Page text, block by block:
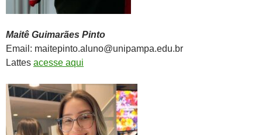
Maitê Guimarães Pinto
Email: maitepinto.aluno@unipampa.edu.br
Lattes acesse aqui